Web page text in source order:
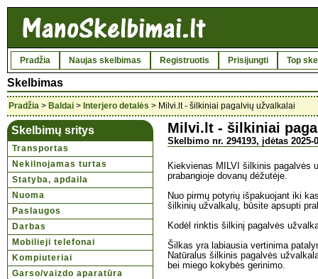
Pradžia Naujas skelbimas Registruotis Prisijungti Top
Skelbimas
Pradžia > Baldai > Interjero detalės > Milvi.lt - šilkiniai pagalvių užvalkalai
Skelbimų sritys
Transportas
Nekilnojamas turtas
Statyba, apdaila
Nuoma
Paslaugos
Darbas
Mobilieji telefonai
Kompiuteriai
Garso/vaizdo aparatūra
Milvi.lt - šilkiniai
Skelbimo nr. 294193, įdėtas 2025-
Kiekvienas MILVI šilkinis pagalvės
prabangioje dovanų dėžutėje.
Nuo pirmų potyrių išpakuojant iki
šilkinių užvalkalų, būsite apsupti
Kodėl rinktis šilkinį pagalvės
Šilkas yra labiausia vertinima
Natūralus šilkinis pagalvės
bei miego kokybės gerinimo.